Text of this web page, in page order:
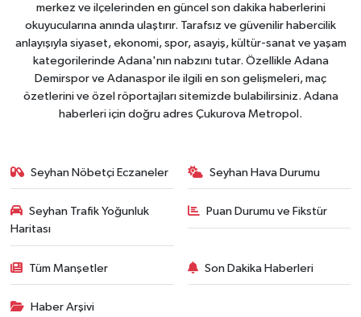
merkez ve ilçelerinden en güncel son dakika haberlerini
okuyucularına anında ulaştırır. Tarafsız ve güvenilir habercilik
anlayışıyla siyaset, ekonomi, spor, asayiş, kültür-sanat ve yaşam
kategorilerinde Adana'nın nabzını tutar. Özellikle Adana
Demirspor ve Adanaspor ile ilgili en son gelişmeleri, maç
özetlerini ve özel röportajları sitemizde bulabilirsiniz. Adana
haberleri için doğru adres Çukurova Metropol.
Seyhan Nöbetçi Eczaneler Seyhan Hava Durumu
Seyhan Trafik Yoğunluk
Haritası
Puan Durumu ve Fikstür
Tüm Manşetler Son Dakika Haberleri
Haber Arşivi